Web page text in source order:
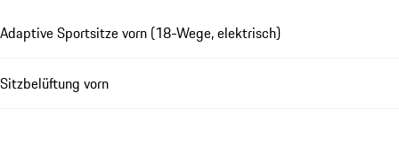
Adaptive Sportsitze vorn (18-Wege, elektrisch)
Sitzbelüftung vorn